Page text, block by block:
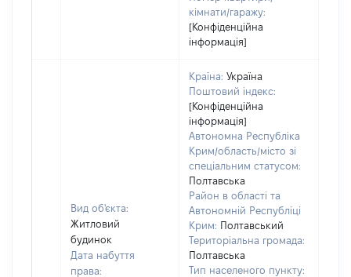
кімнати/гаражу:
[Конфіденційна
інформація]
Вид об'єкта:
Житловий
будинок
Дата набуття
права:
Країна: Україна
Поштовий індекс:
[Конфіденційна
інформація]
Автономна Республіка
Крим/область/місто зі
спеціальним статусом:
Полтавська
Район в області та
Автономній Республіці
Крим: Полтавський
Територіальна громада:
Полтавська
Тип населеного пункту: